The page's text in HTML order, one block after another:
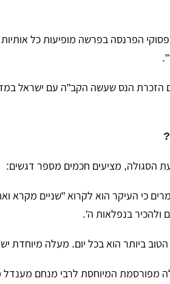
הפרנסה בפרשה מופיעות כל
הנס שעשה הקב"ה עם ישראל
הסגולה, מציעים חכמים מספר דגשים:
כי העיקר הוא לקרוא "שניים מקרא
ולהכיר בנפלאות ה'.
ביותר הוא בכל יום. מעלה מיוחדת
מפורסמת המיוחסת לרבי מנחם